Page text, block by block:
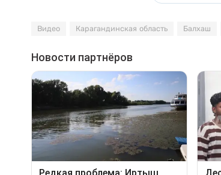
Видео Карагандинская область Балхаш